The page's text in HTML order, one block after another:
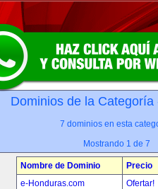
Dominios de la
7 dominios en esta
Mostrando 1 de 7
Nombre de Dominio
Precio
e-Honduras.com
Ofertar!